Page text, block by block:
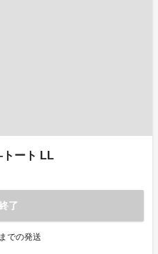
トート LL
了
での発送